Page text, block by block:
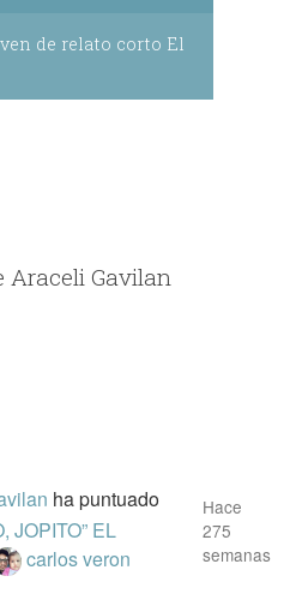
de relato corto El
Araceli Gavilan
ha puntuado
JOPITO” EL
carlos veron
Hace
275
semanas